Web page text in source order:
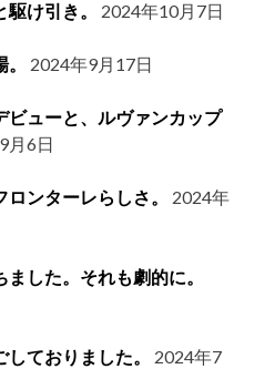
け引き。 2024年10月7日
2024年9月17日
ビューと、ルヴァンカップ
月6日
ンターレらしさ。
2024年
ました。それも劇的に。
ておりました。
2024年7